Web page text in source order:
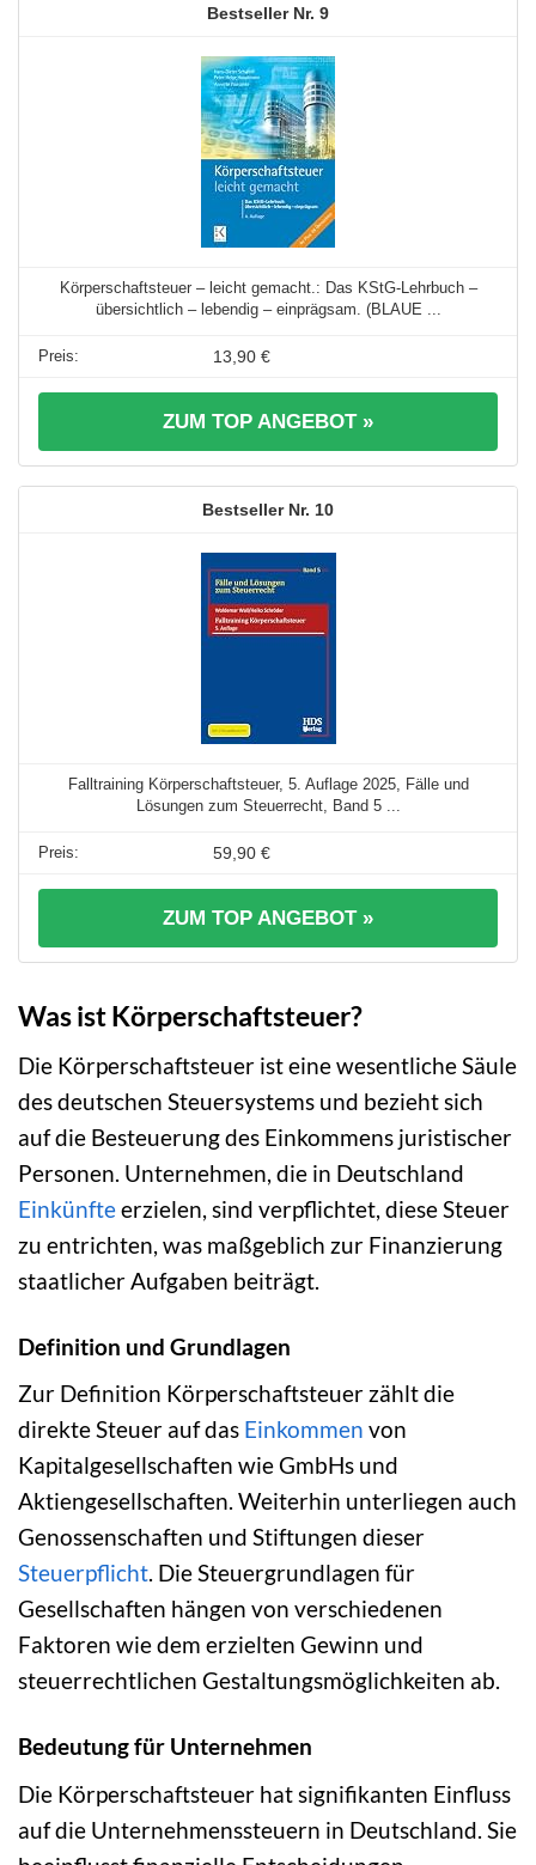
9
Körperschaftsteuer – leicht gemacht.: Das KStG-Lehrbuch –
übersichtlich – lebendig – einprägsam. (BLAUE ...
13,90 €
ZUM TOP ANGEBOT »
10
Falltraining Körperschaftsteuer, 5. Auflage 2025, Fälle und
Lösungen zum Steuerrecht, Band 5 ...
59,90 €
ZUM TOP ANGEBOT »
Was ist Körperschaftsteuer?
Die Körperschaftsteuer ist eine wesentliche Säule
des deutschen Steuersystems und bezieht sich
auf die Besteuerung des Einkommens juristischer
Personen. Unternehmen, die in Deutschland
Einkünfteerzielen, sind verpflichtet, diese Steuer
zu entrichten, was maßgeblich zur Finanzierung
staatlicher Aufgaben beiträgt.
Definition und Grundlagen
Zur Definition Körperschaftsteuer zählt die
direkte Steuer auf das Einkommen von
Kapitalgesellschaften wie GmbHs und
Aktiengesellschaften. Weiterhin unterliegen auch
Genossenschaften und Stiftungen dieser
Steuerpflicht. Die Steuergrundlagen für
Gesellschaften hängen von verschiedenen
Faktoren wie dem erzielten Gewinn und
steuerrechtlichen Gestaltungsmöglichkeiten ab.
Bedeutung für Unternehmen
Die Körperschaftsteuer hat signifikanten Einfluss
auf die Unternehmenssteuern in Deutschland. Sie